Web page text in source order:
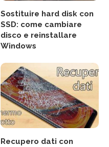
Sostituire hard disk con
SSD: come cambiare
disco e reinstallare
Windows
Recupero dati con